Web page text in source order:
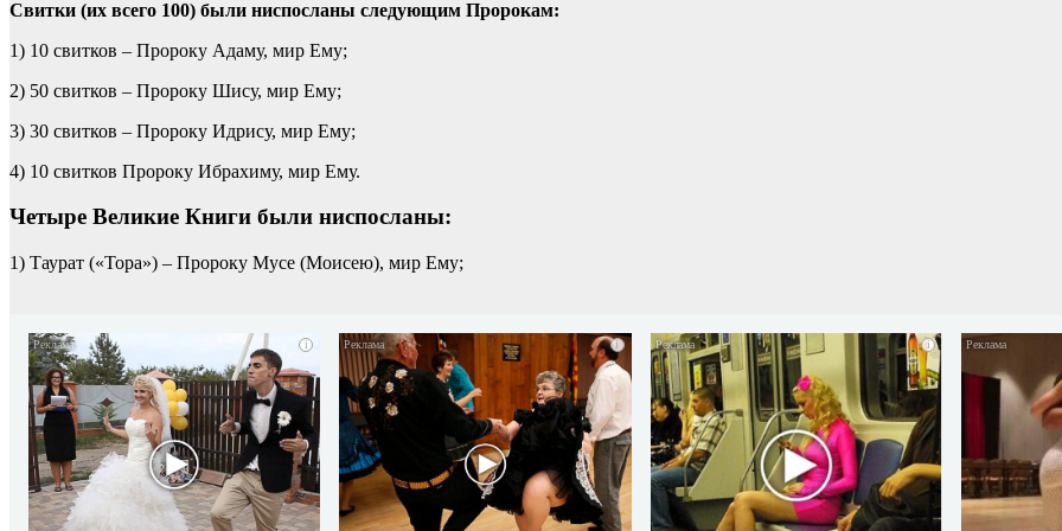
Свитки (их всего 100) были ниспосланы следующим Пророкам:
1) 10 свитков – Пророку Адаму, мир Ему;
2) 50 свитков – Пророку Шису, мир Ему;
3) 30 свитков – Пророку Идрису, мир Ему;
4) 10 свитков Пророку Ибрахиму, мир Ему.
Четыре Великие Книги были ниспосланы:
1) Таурат («Тора») – Пророку Мусе (Моисею), мир Ему;
i i i